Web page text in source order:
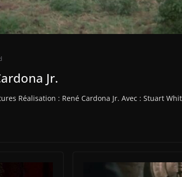
Jr.
Réalisation : René Cardona Jr. Avec : Stuart